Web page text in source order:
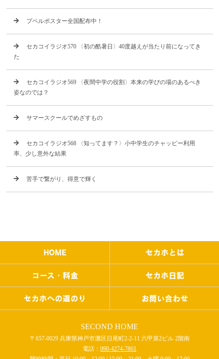
プペルポスター全国配布中！
セカコイラジオ570 〈初の酷暑日〉40度越えが当たり前になってき
た
セカコイラジオ569 〈夜間中学の役割〉本来の学びの場のあるべき
姿なのでは？
サマースクールでめざすもの
セカコイラジオ568 〈知ってます？〉小中学生のチャッピー利用
率、少し意外な結果
苦手で繋がり、得意で輝く
HOME セカホとは
コース・料金 セカホ日記
セカホへの道のり お問い合わせ
SECOND HOME
〒657-0029 兵庫県神戸市灘区日尾町2-2-11 六甲第2ビル 2階南
電話： 090-4274-7861